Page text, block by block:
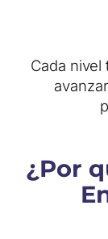
Cada nivel
¿Por